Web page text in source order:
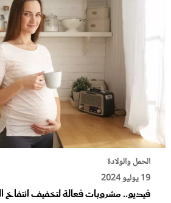
الحمل والولادة
19 يوليو 2024
فيديو.. مشروبات فعالة لتخفيف انتفاخ